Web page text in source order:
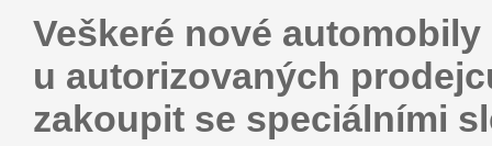
Veškeré nové
u autorizovaných
zakoupit se speciálními